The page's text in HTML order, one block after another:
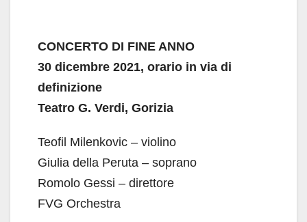
CONCERTO DI FINE ANNO
30 dicembre 2021, orario in via di
definizione
Teatro G. Verdi, Gorizia
Teofil Milenkovic – violino
Giulia della Peruta – soprano
Romolo Gessi – direttore
FVG Orchestra